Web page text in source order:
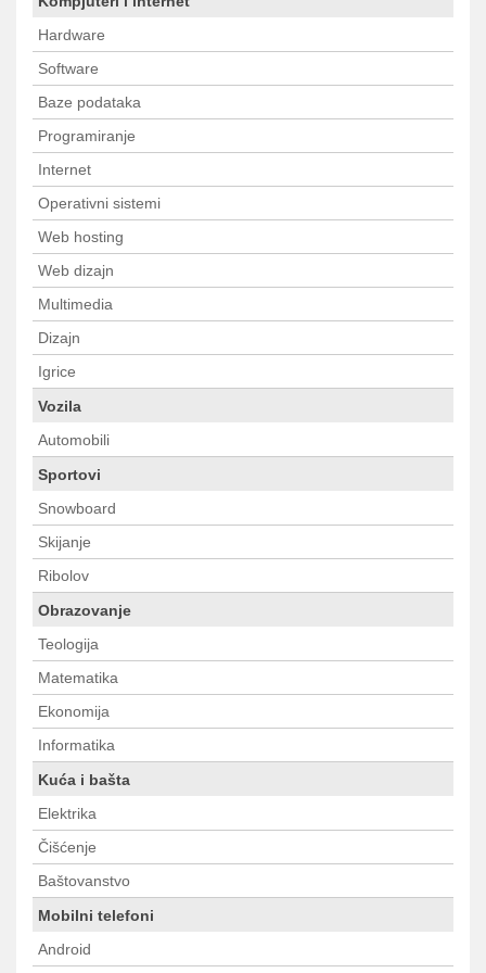
Hardware
Software
Baze podataka
Programiranje
Internet
Operativni sistemi
Web hosting
Web dizajn
Multimedia
Dizajn
Igrice
Vozila
Automobili
Sportovi
Snowboard
Skijanje
Ribolov
Obrazovanje
Teologija
Matematika
Ekonomija
Informatika
Kuća i bašta
Elektrika
Čišćenje
Baštovanstvo
Mobilni telefoni
Android